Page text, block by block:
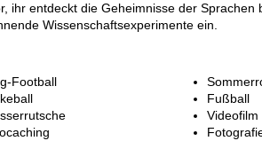
ihr entdeckt die Geheimnisse der Sprachen
Wissenschaftsexperimente ein.
Football
Fußball
Videofilm